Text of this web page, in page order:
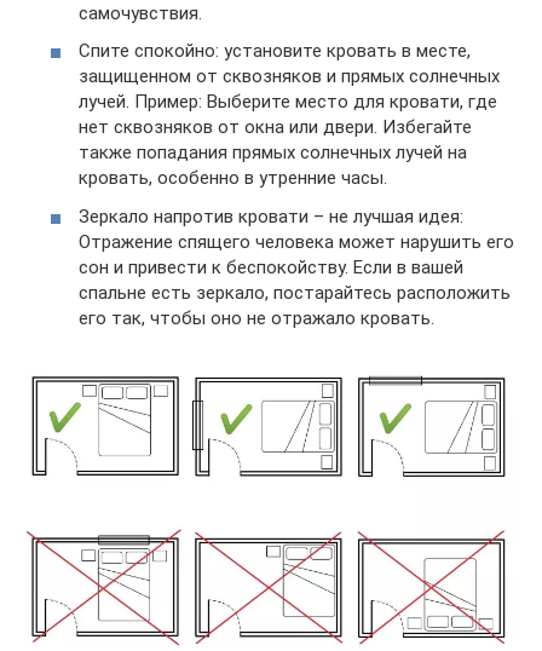
самочувствия.
Спите спокойно: установите кровать в месте,
защищенном от сквозняков и прямых солнечных
лучей. Пример: Выберите место для кровати, где
нет сквозняков от окна или двери. Избегайте
также попадания прямых солнечных лучей на
кровать, особенно в утренние часы.
Зеркало напротив кровати – не лучшая идея:
Отражение спящего человека может нарушить его
сон и привести к беспокойству. Если в вашей
спальне есть зеркало, постарайтесь расположить
его так, чтобы оно не отражало кровать.